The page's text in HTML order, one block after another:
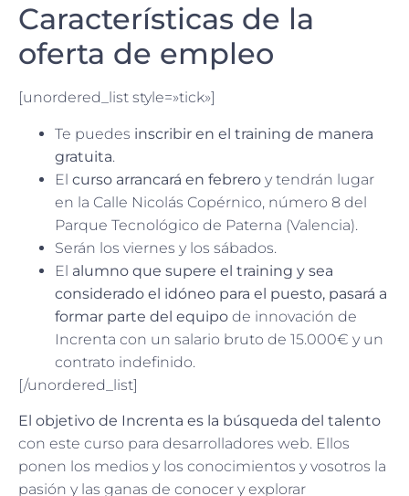
Características de la
oferta de empleo
[unordered_list style=»tick»]
Te puedes inscribir en el training de manera
gratuita.
El curso arrancará en febrero y tendrán lugar
en la Calle Nicolás Copérnico, número 8 del
Parque Tecnológico de Paterna (Valencia).
Serán los viernes y los sábados.
El alumno que supere el training y sea
considerado el idóneo para el puesto, pasará a
formar parte del equipo de innovación de
Increnta con un salario bruto de 15.000€ y un
contrato indefinido.
[/unordered_list]
El objetivo de Increnta es la búsqueda del talento
con este curso para desarrolladores web. Ellos
ponen los medios y los conocimientos y vosotros la
pasión y las ganas de conocer y explorar